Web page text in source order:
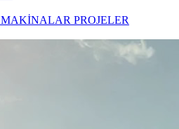
MAKİNALAR PROJELER